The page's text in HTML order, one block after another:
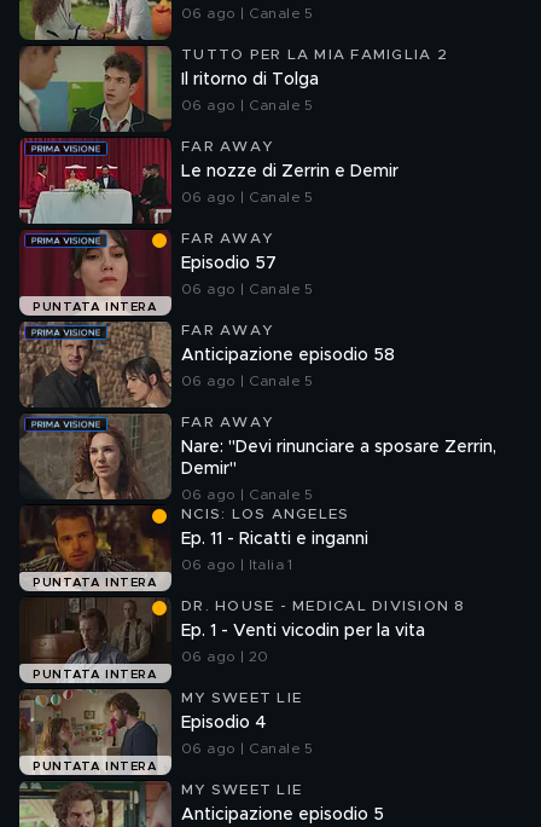
06 ago | Canale 5
TUTTO PER LA MIA FAMIGLIA 2
Il ritorno di Tolga
06 ago | Canale 5
FAR AWAY
Le nozze di Zerrin e Demir
06 ago | Canale 5
PUNTATA INTERA
FAR AWAY
Episodio 57
06 ago | Canale 5
FAR AWAY
Anticipazione episodio 58
06 ago | Canale 5
FAR AWAY
Nare: "Devi rinunciare a sposare Zerrin,
Demir"
06 ago | Canale 5
PUNTATA INTERA
NCIS: LOS ANGELES
Ep. 11 - Ricatti e inganni
06 ago | Italia 1
PUNTATA INTERA
DR. HOUSE - MEDICAL DIVISION 8
Ep. 1 - Venti vicodin per la vita
06 ago | 20
PUNTATA INTERA
MY SWEET LIE
Episodio 4
06 ago | Canale 5
MY SWEET LIE
Anticipazione episodio 5